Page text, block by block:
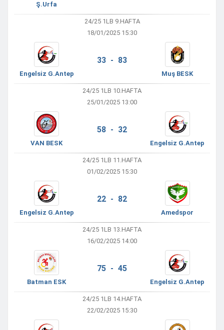
Ş.Urfa
24/25 1LB 9.HAFTA
18/01/2025 15:30
Engelsiz G.Antep
33 - 83
Muş BESK
24/25 1LB 10.HAFTA
25/01/2025 13:00
VAN BESK
58 - 32
Engelsiz G.Antep
24/25 1LB 11.HAFTA
01/02/2025 15:30
Engelsiz G.Antep
22 - 82
Amedspor
24/25 1LB 13.HAFTA
16/02/2025 14:00
Batman ESK
75 - 45
Engelsiz G.Antep
24/25 1LB 14.HAFTA
22/02/2025 15:30